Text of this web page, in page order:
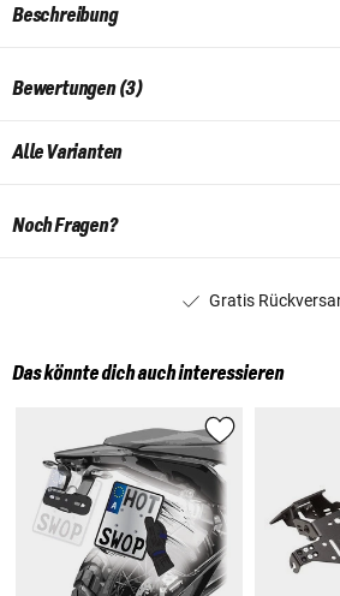
Beschreibung
Bewertungen (3)
Alle Varianten
Noch Fragen?
Gratis
Das könnte dich auch interessieren